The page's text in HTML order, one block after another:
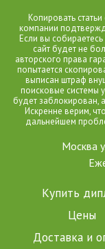
Копировать
компании
Если вы
сайт будет не
авторского права
попытается
выписан штраф
поисковые системы
будет заблокирован,
Искренне верим,
дальнейшем
Москва
Купить
Цены
Доставка и